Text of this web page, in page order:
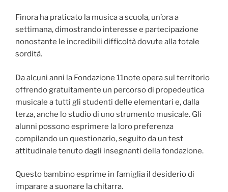
Finora ha praticato la musica a scuola, un’ora a
settimana, dimostrando interesse e partecipazione
nonostante le incredibili difficoltà dovute alla totale
sordità.
Da alcuni anni la Fondazione 11note opera sul territorio
offrendo gratuitamente un percorso di propedeutica
musicale a tutti gli studenti delle elementari e, dalla
terza, anche lo studio di uno strumento musicale. Gli
alunni possono esprimere la loro preferenza
compilando un questionario, seguito da un test
attitudinale tenuto dagli insegnanti della fondazione.
Questo bambino esprime in famiglia il desiderio di
imparare a suonare la chitarra.